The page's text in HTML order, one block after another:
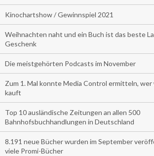
Kinochartshow / Gewinnspiel 2021
Weihnachten naht und ein Buch ist das beste
Geschenk
Die meistgehörten Podcasts im November
Zum 1. Mal konnte Media Control ermitteln, wer
kauft
Top 10 ausländische Zeitungen an allen 500
Bahnhofsbuchhandlungen in Deutschland
8.191 neue Bücher wurden im September
viele Promi-Bücher